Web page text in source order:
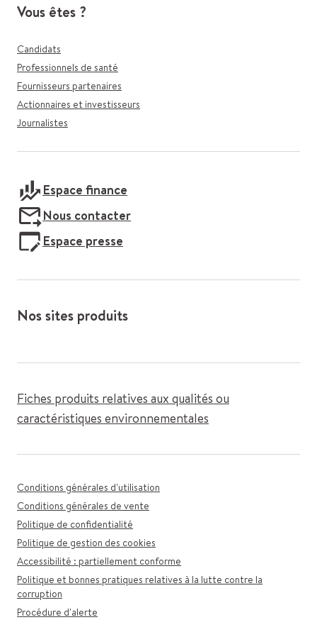
Vous êtes ?
Candidats
Professionnels de santé
Fournisseurs partenaires
Actionnaires et investisseurs
Journalistes
Espace finance
Nous contacter
Espace presse
Nos sites produits
Fiches produits relatives aux qualités ou
caractéristiques environnementales
Conditions générales d'utilisation
Conditions générales de vente
Politique de confidentialité
Politique de gestion des cookies
Accessibilité : partiellement conforme
Politique et bonnes pratiques relatives à la lutte contre la
corruption
Procédure d'alerte